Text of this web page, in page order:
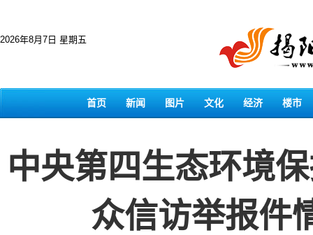
2026年8月7日 星期五
首页 新闻 图片 文化 经济 楼市
中央第四生态环境
众信访举报件